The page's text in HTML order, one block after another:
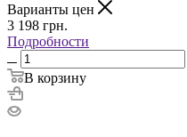
Варианты цен
3 198 грн.
Подробности
В корзину